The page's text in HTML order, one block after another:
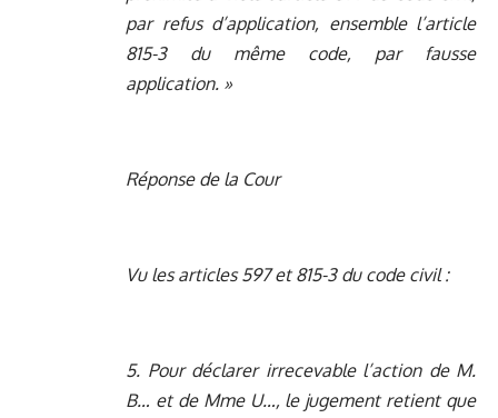
par refus d’application, ensemble l’article
815-3 du même code, par fausse
application. »
Réponse de la Cour
Vu les articles 597 et 815-3 du code civil :
5. Pour déclarer irrecevable l’action de M.
B… et de Mme U…, le jugement retient que